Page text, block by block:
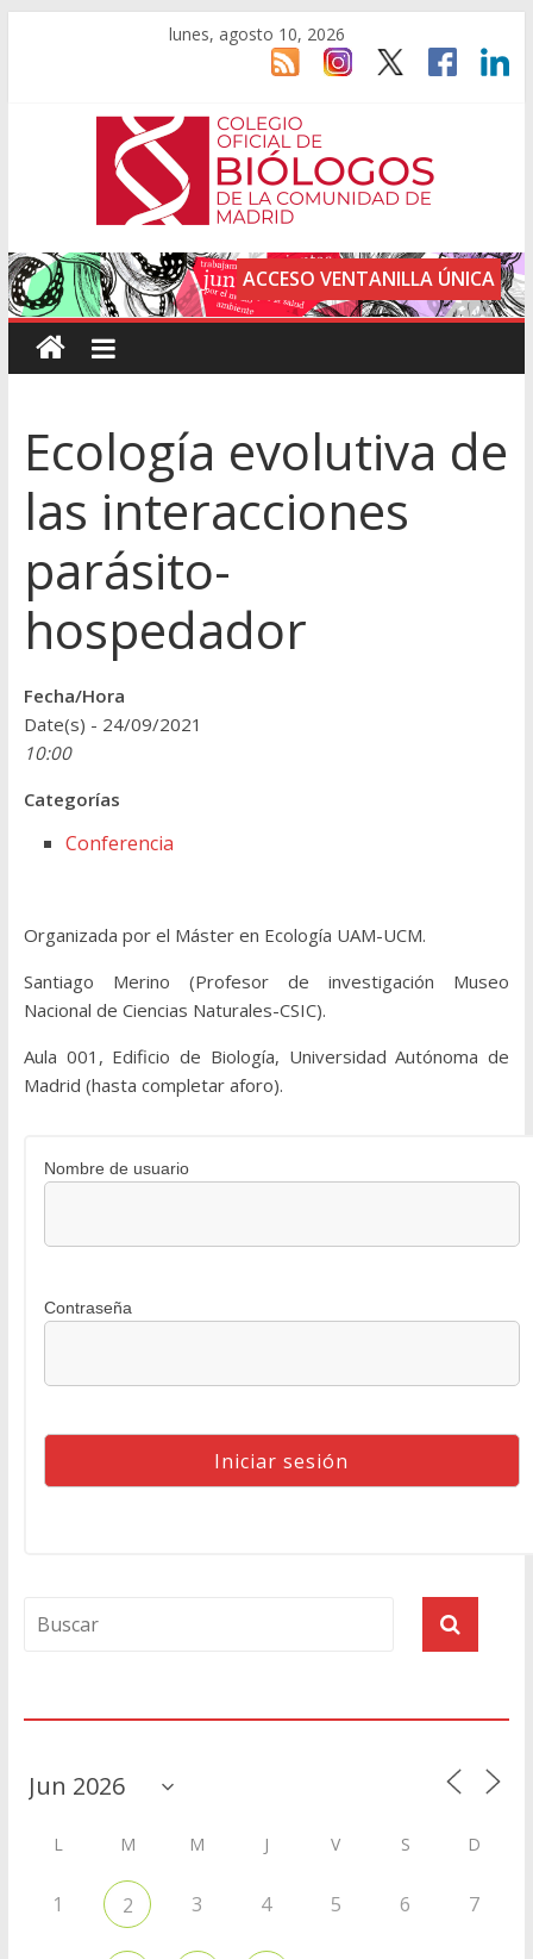
lunes, agosto 10, 2026
ACCESO VENTANILLA ÚNICA
Ecología evolutiva de
las interacciones
parásito-
hospedador
Fecha/Hora
Date(s) - 24/09/2021
10:00
Categorías
Conferencia
Organizada por el Máster en Ecología UAM-UCM.
Santiago Merino (Profesor de investigación Museo
Nacional de Ciencias Naturales-CSIC).
Aula 001, Edificio de Biología, Universidad Autónoma de
Madrid (hasta completar aforo).
Nombre de usuario
Contraseña
L M M J V S D
1 2 3 4 5 6 7